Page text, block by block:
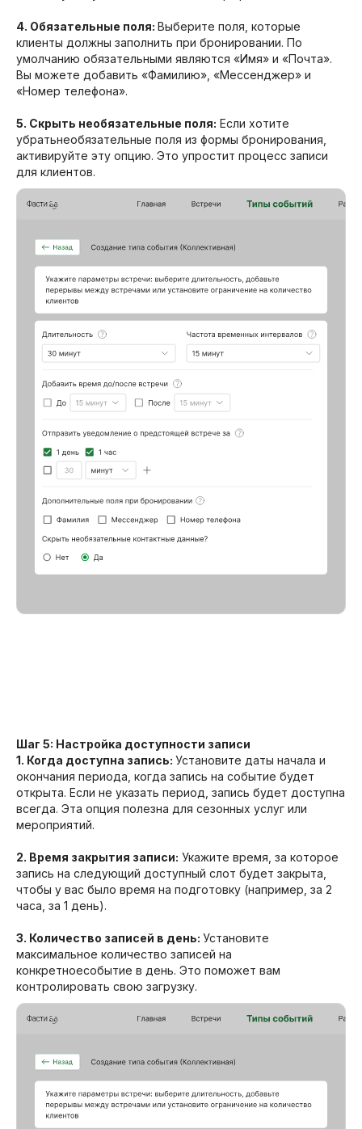
4. Обязательные поля: Выберите поля, которые
клиенты должны заполнить при бронировании. По
умолчанию обязательными являются «Имя» и «Почта».
Вы можете добавить «Фамилию», «Мессенджер» и
«Номер телефона».
5. Скрыть необязательные поля: Если хотите
убратьнеобязательные поля из формы бронирования,
активируйте эту опцию. Это упростит процесс записи
для клиентов.
Шаг 5: Настройка доступности записи
1. Когда доступна запись: Установите даты начала и
окончания периода, когда запись на событие будет
открыта. Если не указать период, запись будет доступна
всегда. Эта опция полезна для сезонных услуг или
мероприятий.
2. Время закрытия записи: Укажите время, за которое
запись на следующий доступный слот будет закрыта,
чтобы у вас было время на подготовку (например, за 2
часа, за 1 день).
3. Количество записей в день: Установите
максимальное количество записей на
конкретноесобытие в день. Это поможет вам
контролировать свою загрузку.